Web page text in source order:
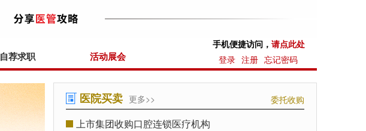
自荐求职 活动展会
手机便捷访问， 请点此处
登录 注册 忘记密码
医院买卖 更多>> 委托收购
上市集团收购口腔连锁医疗机构